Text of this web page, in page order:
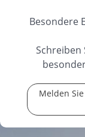
Besondere
Schreiben
Melden